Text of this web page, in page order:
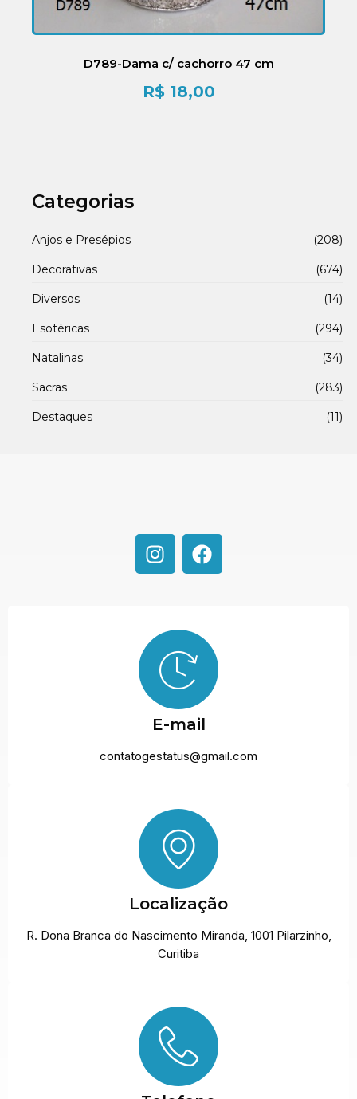
D789-Dama c/ cachorro 47 cm
R$18,00
Categorias
Anjos e Presépios (208)
Decorativas (674)
Diversos (14)
Esotéricas (294)
Natalinas (34)
Sacras (283)
Destaques (11)
E-mail
contatogestatus@gmail.com
Localização
R. Dona Branca do Nascimento Miranda, 1001 Pilarzinho,
Curitiba